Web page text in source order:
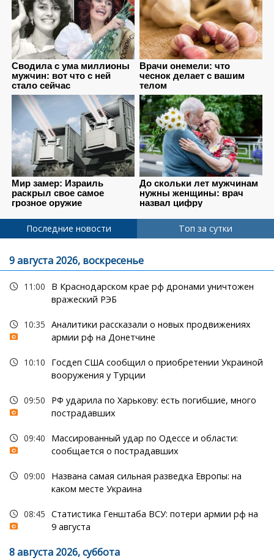
Последние новости Топ за сутки
9 августа 2026, воскресенье
11:00
В Краснодарском крае рф дронами уничтожен
вражеский РЭБ
10:35 Аналитики рассказали о новых продвижениях
армии рф на Донетчине
10:10
Госдеп США сообщил о приобретении Украиной
вооружения у Турции
09:50
РФ ударила по Харькову: есть погибшие, много
пострадавших
09:40
Массированный удар по Одессе и области:
сообщается о пострадавших
09:00
Названа самая сильная разведка Европы: на
каком месте Украина
08:45 Статистика Генштаба ВСУ: потери армии рф на
9 августа
8 августа 2026, суббота